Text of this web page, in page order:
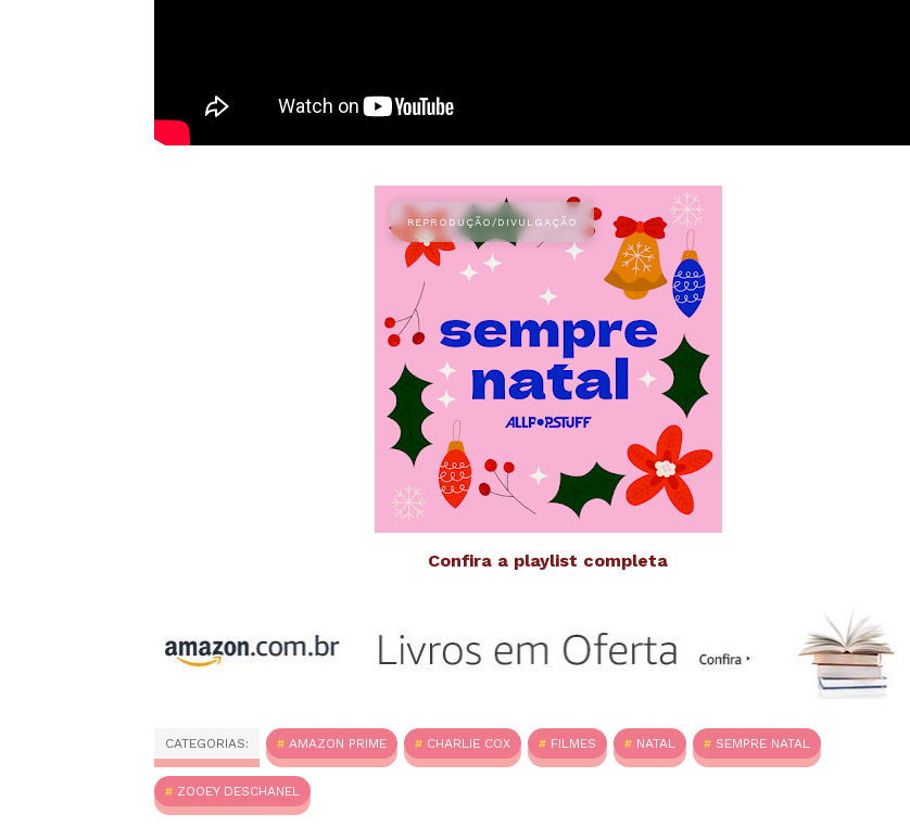
Confira a playlist completa
CATEGORIAS: AMAZON PRIME CHARLIE COX FILMES NATAL SEMPRE NATAL
ZOOEY DESCHANEL